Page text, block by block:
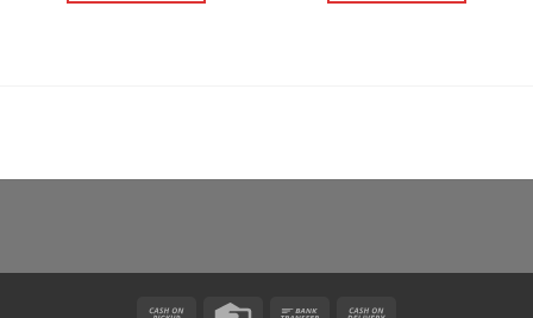
Cash Credit Bank